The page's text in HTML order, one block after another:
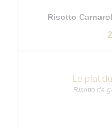
Risotto
Le plat
Risotto de